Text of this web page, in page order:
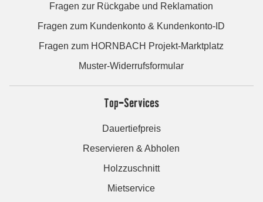
Fragen zur Rückgabe und Reklamation
Fragen zum Kundenkonto & Kundenkonto-ID
Fragen zum HORNBACH Projekt-Marktplatz
Muster-Widerrufsformular
Top-Services
Dauertiefpreis
Reservieren & Abholen
Holzzuschnitt
Mietservice